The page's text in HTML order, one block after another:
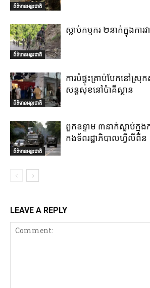
ព័ត៌មានអន្តរជាតិ
ព័ត៌មានអន្តរជាតិ
ស្លាប់កម្មករ ២នាក់ក្នុងការ
ព័ត៌មានអន្តរជាតិ
ការបំផ្ទុះគ្រាប់បែកនៅស្រុ
សន្តសុខនៅប៉ាគីស្ថាន
ព័ត៌មានអន្តរជាតិ
ពួកឧទ្ទាម ៣នាក់ស្លាប់ក្នុង
កងទ័ពរដ្ឋាភិបាលហ្វីលីពីន
LEAVE A REPLY